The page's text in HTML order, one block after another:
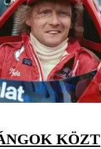
KÖZT